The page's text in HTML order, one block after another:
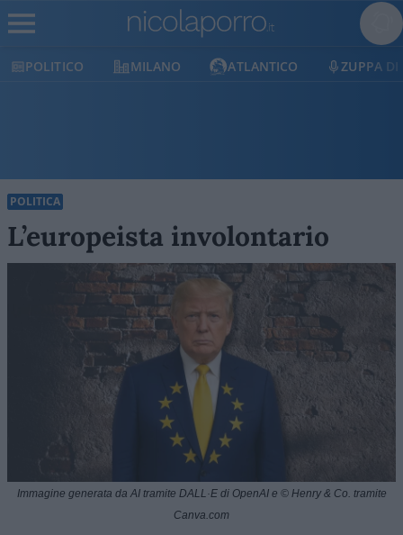
POLITICO MILANO ATLANTICO ZUPPA DI
POLITICA
L’europeista involontario
Immagine generata da AI tramite DALL·E di OpenAI e © Henry & Co. tramite
Canva.com